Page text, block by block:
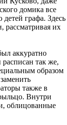
домика все
графа. Здесь
рассматривая их
аккуратно
так же,
образом
также в
Внутри
облицованные